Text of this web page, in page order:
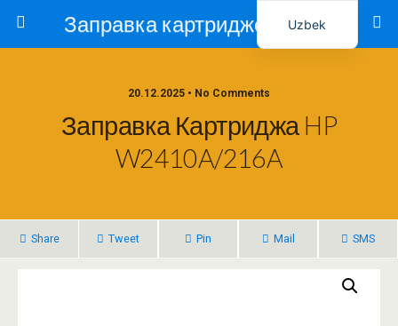
Заправка картриджей в Ташкенте – Тонер-Ресурс
20.12.2025 • No Comments
Заправка Картриджа HP
W2410A/216A
Share Tweet Pin Mail SMS
Uzbek
Russian